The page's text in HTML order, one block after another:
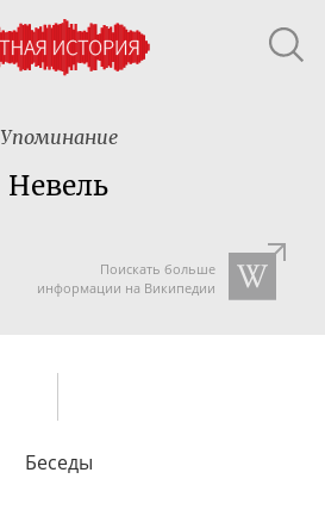
Упоминание
Невель
Поискать больше
информации на Википедии
Беседы